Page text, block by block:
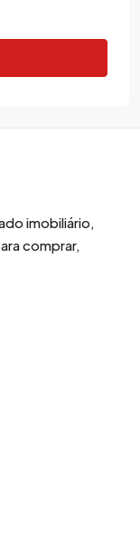
imobiliário,
comprar,